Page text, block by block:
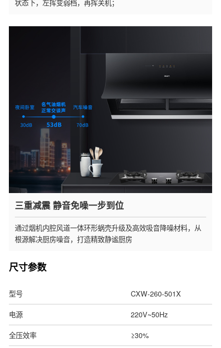
状态下，左挥变弱档，再挥关机；
三重减震 静音免噪一步到位
通过烟机内腔风道一体环形蜗壳升级及高效吸音降噪材料，从
根源解决厨房噪音，打造精致静谧厨房
尺寸参数
型号 CXW-260-501X
电源 220V~50Hz
全压效率 ≥30%